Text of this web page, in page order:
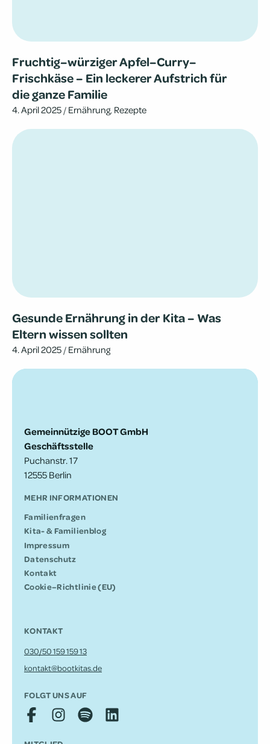
Fruchtig–würziger Apfel–Curry–
Frischkäse – Ein lecke­rer Auf­strich für
die ganze Familie
4. April 2025 / Ernährung, Rezepte
Gesunde Ernäh­rung in der Kita – Was
Eltern wissen sollten
4. April 2025 / Ernährung
Gemeinnützige BOOT GmbH
Geschäftsstelle
Puchanstr. 17
12555 Berlin
MEHR INFORMATIONEN
Fami­li­en­fra­gen
Kita- & Familienblog
Impres­sum
Daten­schutz
Kontakt
Cookie–Richtlinie (EU)
KONTAKT
030/50 159 159 13
kontakt@bootkitas.de
FOLGT UNS AUF